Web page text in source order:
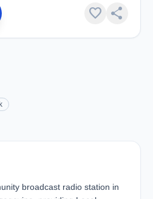
favorite share
broadcast radio station in